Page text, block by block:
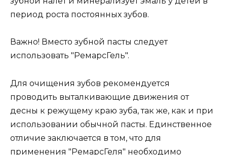
период роста постоянных зубов.
Важно! Вместо зубной пасты следует
использовать "РемарсГель".
Для очищения зубов рекомендуется
проводить выталкивающие движения от
десны к режущему краю зуба, так же, как и при
использовании обычной пасты. Единственное
отличие заключается в том, что для
применения "РемарсГеля" необходимо